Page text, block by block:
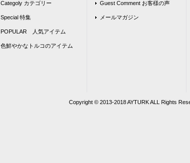
Categoly カテゴリー
Special 特集
POPULAR 人気アイテム
色鮮やかなトルコのアイテム
Guest Comment お客様の声
メールマガジン
Copyright © 2013‐2018 AYTURK ALL Rights